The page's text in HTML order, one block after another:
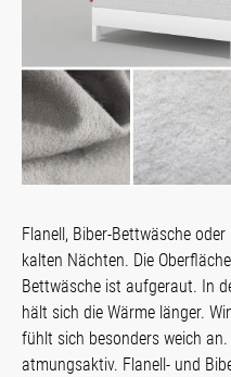
Flanell, Biber-Bettwäsche
kalten Nächten. Die
Bettwäsche ist aufgeraut. In
hält sich die Wärme länger.
fühlt sich besonders weich
atmungsaktiv. Flanell- und